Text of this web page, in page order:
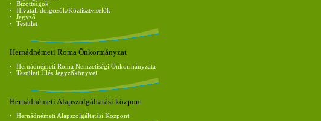
• Bizottságok
• Hivatali dolgozók/Köztisztviselők
• Jegyző
• Testület
Hernádnémeti Roma Önkormányzat
• Hernádnémeti Roma Nemzetiségi Önkormányzata
• Testületi Ülés Jegyzőkönyvei
Hernádnémeti Alapszolgáltatási központ
• Hernádnémeti Alapszolgáltatási Központ